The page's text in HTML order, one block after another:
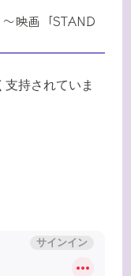
映画「STAND
持されていま